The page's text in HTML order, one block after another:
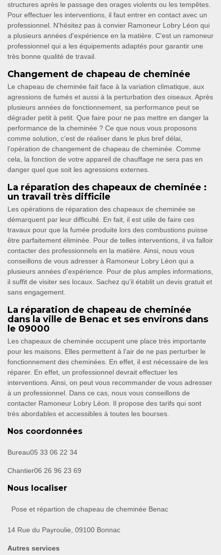
structures après le passage des orages violents ou les tempêtes.
Pour effectuer les interventions, il faut entrer en contact avec un
professionnel. N'hésitez pas à convier Ramoneur Lobry Léon qui
a plusieurs années d'expérience en la matière. C'est un ramoneur
professionnel qui a les équipements adaptés pour garantir une
très bonne qualité de travail.
Changement de chapeau de cheminée
Le chapeau de cheminée fait face à la variation climatique, aux
agressions de fumés et aussi à la perturbation des oiseaux. Après
plusieurs années de fonctionnement, sa performance peut se
dégrader petit à petit. Que faire pour ne pas mettre en danger la
performance de la cheminée ? Ce que nous vous proposons
comme solution, c’est de réaliser dans le plus bref délai,
l’opération de changement de chapeau de cheminée. Comme
cela, la fonction de votre appareil de chauffage ne sera pas en
danger quel que soit les agressions externes.
La réparation des chapeaux de cheminée :
un travail très difficile
Les opérations de réparation des chapeaux de cheminée se
démarquent par leur difficulté. En fait, il est utile de faire ces
travaux pour que la fumée produite lors des combustions puisse
être parfaitement éliminée. Pour de telles interventions, il va falloir
contacter des professionnels en la matière. Ainsi, nous vous
conseillons de vous adresser à Ramoneur Lobry Léon qui a
plusieurs années d'expérience. Pour de plus amples informations,
il suffit de visiter ses locaux. Sachez qu'il établit un devis gratuit et
sans engagement.
La réparation de chapeau de cheminée
dans la ville de Benac et ses environs dans
le 09000
Les chapeaux de cheminée occupent une place très importante
pour les maisons. Elles permettent à l'air de ne pas perturber le
fonctionnement des cheminées. En effet, il est nécessaire de les
réparer. En effet, un professionnel devrait effectuer les
interventions. Ainsi, on peut vous recommander de vous adresser
à un professionnel. Dans ce cas, nous vous conseillons de
contacter Ramoneur Lobry Léon. Il propose des tarifs qui sont
très abordables et accessibles à toutes les bourses.
Nos coordonnées
Bureau05 33 06 22 34
Chantier06 26 96 23 69
Nous localiser
Pose et répartion de chapeau de cheminée Benac
14 Rue du Payroulie, 09100 Bonnac
Autres services